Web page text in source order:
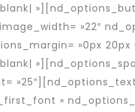
»22″
»0px
»